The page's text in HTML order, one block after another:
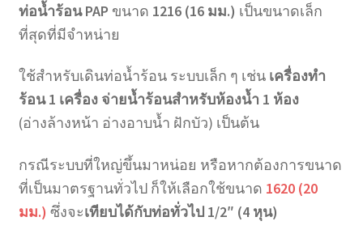
ท่อน้ำร้อน PAP ขนาด 1216 (16 มม.) เป็นขนาดเล็ก
ที่สุดที่มีจำหน่าย
ใช้สำหรับเดินท่อน้ำร้อน ระบบเล็ก ๆ เช่น เครื่องทำ
ร้อน 1 เครื่อง จ่ายน้ำร้อนสำหรับห้องน้ำ 1 ห้อง
(อ่างล้างหน้า อ่างอาบน้ำ ฝักบัว) เป็นต้น
กรณีระบบที่ใหญ่ขึ้นมาหน่อย หรือหากต้องการขนาด
ที่เป็นมาตรฐานทั่วไป ก็ให้เลือกใช้ขนาด 1620 (20
มม.) ซึ่งจะเทียบได้กับท่อทั่วไป 1/2″ (4 หุน)